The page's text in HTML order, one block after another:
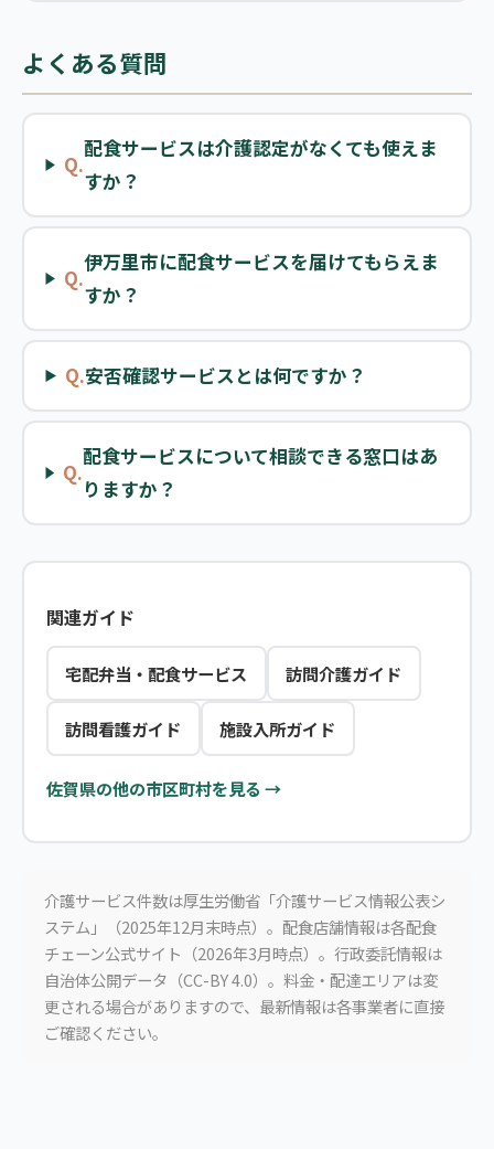
よくある質問
Q.
配食サービスは介護認定がなくても使えま
すか？
Q.
伊万里市に配食サービスを届けてもらえま
すか？
Q.安否確認サービスとは何ですか？
Q.
配食サービスについて相談できる窓口はあ
りますか？
関連ガイド
宅配弁当・配食サービス 訪問介護ガイド
訪問看護ガイド 施設入所ガイド
佐賀県の他の市区町村を見る →
介護サービス件数は厚生労働省「介護サービス情報公表シ
ステム」（2025年12月末時点）。配食店舗情報は各配食
チェーン公式サイト（2026年3月時点）。行政委託情報は
自治体公開データ（CC-BY 4.0）。料金・配達エリアは変
更される場合がありますので、最新情報は各事業者に直接
ご確認ください。